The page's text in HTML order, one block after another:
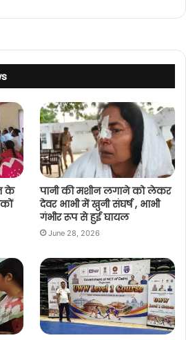
के
पानी की मशीन लगाने को लेकर
देवर भाभी में खुनी संघर्ष , भाभी
गंभीर रूप से हुई घायल
June 28, 2026